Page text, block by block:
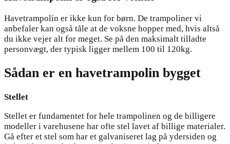
Havetrampolin er ikke kun for børn. De trampoliner vi
anbefaler kan også tåle at de voksne hopper med, hvis altså
du ikke vejer alt for meget. Se på den maksimalt tilladte
personvægt, der typisk ligger mellem 100 til 120kg.
Sådan er en havetrampolin bygget
Stellet
Stellet er fundamentet for hele trampolinen og de billigere
modeller i varehusene har ofte stel lavet af billige materialer.
Gå efter et stel som har et galvaniseret lag på ydersiden og